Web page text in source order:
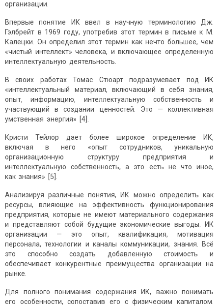
организации.
Впервые понятие ИК ввел в научную терминологию Дж.
Гэлбрейт в 1969 году, употребив этот термин в письме к М.
Калецки. Он определил этот термин как нечто большее, чем
«чистый интеллект» человека, и включающее определенную
интеллектуальную деятельность.
В своих работах Томас Стюарт подразумевает под ИК
«интеллектуальный материал, включающий в себя знания,
опыт, информацию, интеллектуальную собственность и
участвующий в создании ценностей. Это — коллективная
умственная энергия» [4].
Кристи Тейлор дает более широкое определение ИК,
включая в него «опыт сотрудников, уникальную
организационную структуру предприятия и
интеллектуальную собственность, а это есть не что иное,
как знания» [5].
Анализируя различные понятия, ИК можно определить как
ресурсы, влияющие на эффективность функционирования
предприятия, которые не имеют материального содержания
и представляют собой будущие экономические выгоды. ИК
организации — это опыт, квалификация, мотивация
персонала, технологии и каналы коммуникации, знания. Всё
это способно создать добавленную стоимость и
обеспечивает конкурентные преимущества организации на
рынке.
Для полного понимания содержания ИК, важно понимать
его особенности, сопоставив его с физическим капиталом.